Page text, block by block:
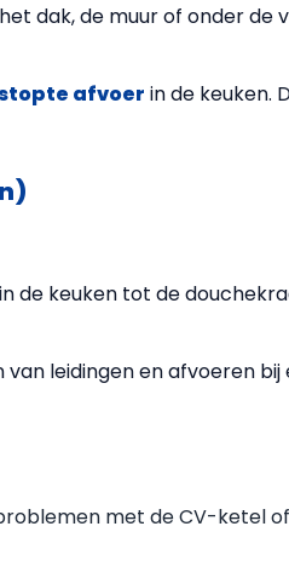
dak, de muur of onder de
afvoer in de keuken.
de keuken tot de
van leidingen en afvoeren
met de CV-ketel